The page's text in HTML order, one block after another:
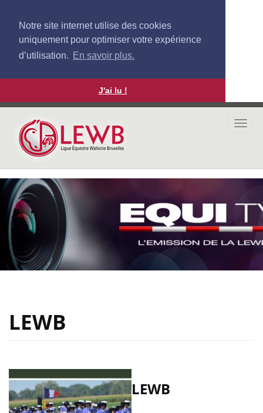
Notre site internet utilise des cookies
uniquement pour optimiser votre expérience
d’utilisation. En savoir plus.
J'ai lu !
Aller
contenu
principal
LEWB
LEWB